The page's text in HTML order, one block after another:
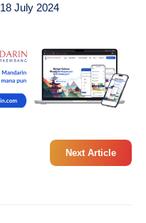
18 July 2024
Next Article